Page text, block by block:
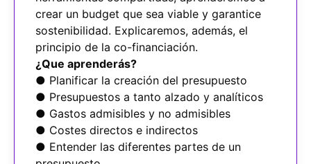
crear un budget que sea viable y garantice
sostenibilidad. Explicaremos, además, el
principio de la co-financiación.
¿Que aprenderás?
● Planificar la creación del presupuesto
● Presupuestos a tanto alzado y analíticos
● Gastos admisibles y no admisibles
● Costes directos e indirectos
● Entender las diferentes partes de un